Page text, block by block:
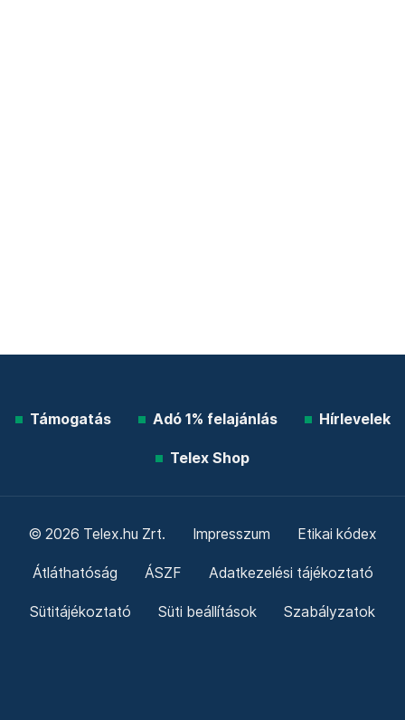
Támogatás Adó 1% felajánlás Hírlevelek
Telex Shop
© 2026 Telex.hu Zrt. Impresszum Etikai kódex
Átláthatóság ÁSZF Adatkezelési tájékoztató
Sütitájékoztató Süti beállítások Szabályzatok